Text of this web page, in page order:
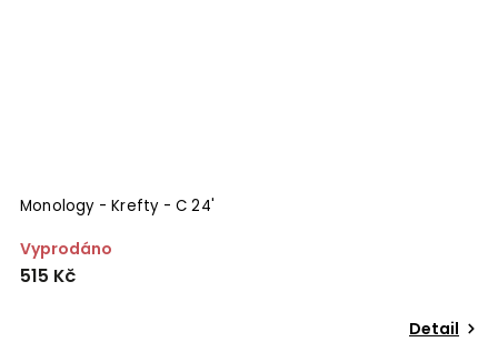
Monology - Krefty - C 24'
Vyprodáno
515 Kč
Detail